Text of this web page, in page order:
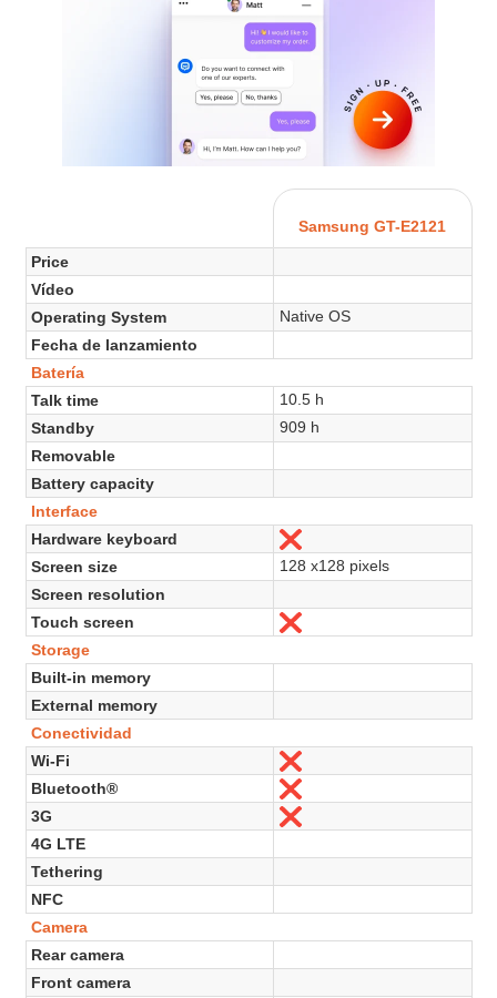
Samsung GT-E2121
Price
Vídeo
Operating System
Native OS
Fecha de lanzamiento
Batería
Talk time
10.5 h
Standby
909 h
Removable
Battery capacity
Interface
Hardware keyboard
No
Screen size
128 x128 pixels
Screen resolution
Touch screen
No
Storage
Built-in memory
External memory
Conectividad
Wi-Fi
No
Bluetooth®
No
3G
No
4G LTE
Tethering
NFC
Camera
Rear camera
Front camera